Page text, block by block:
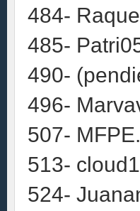
484-
485-
490-
496-
507-
513-
524-